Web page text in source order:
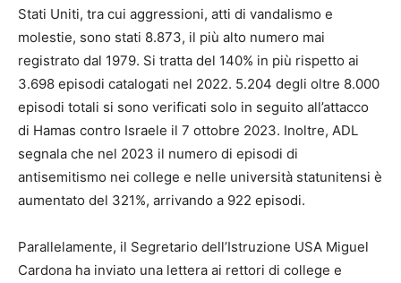
Stati Uniti, tra cui aggressioni, atti di vandalismo e
molestie, sono stati 8.873, il più alto numero mai
registrato dal 1979. Si tratta del 140% in più rispetto ai
3.698 episodi catalogati nel 2022. 5.204 degli oltre 8.000
episodi totali si sono verificati solo in seguito all’attacco
di Hamas contro Israele il 7 ottobre 2023. Inoltre, ADL
segnala che nel 2023 il numero di episodi di
antisemitismo nei college e nelle università statunitensi è
aumentato del 321%, arrivando a 922 episodi.
Parallelamente, il Segretario dell’Istruzione USA Miguel
Cardona ha inviato una lettera ai rettori di college e